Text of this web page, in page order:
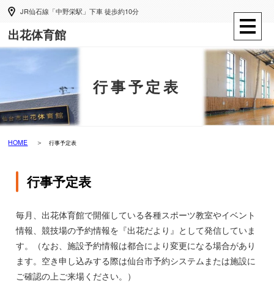
JR仙石線「中野栄駅」下車 徒歩約10分
出花体育館
行事予定表
HOME 行事予定表
行事予定表
毎月、出花体育館で開催している各種スポーツ教室やイベント
情報、競技場の予約情報を『出花だより』として発信していま
す。（なお、施設予約情報は都合により変更になる場合があり
ます。空き申し込みする際は仙台市予約システムまたは施設に
ご確認の上ご来場ください。）